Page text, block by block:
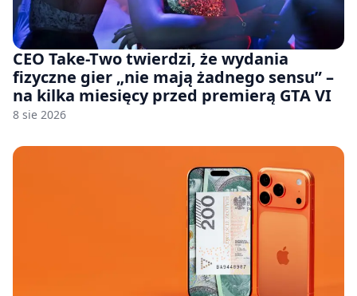
CEO Take-Two twierdzi, że wydania
fizyczne gier „nie mają żadnego sensu” –
na kilka miesięcy przed premierą GTA VI
8 sie 2026